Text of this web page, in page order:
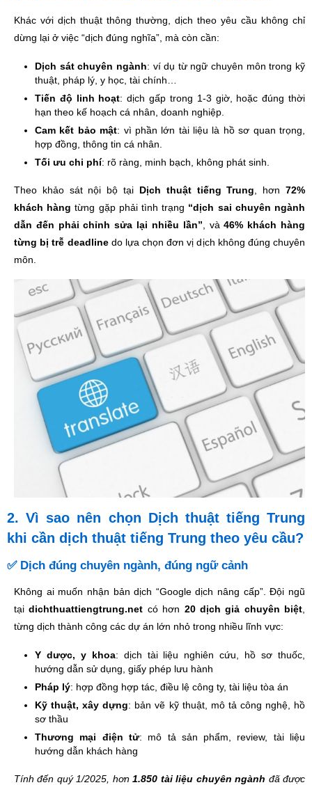
Khác với dịch thuật thông thường, dịch theo yêu cầu không chỉ
dừng lại ở việc “dịch đúng nghĩa”, mà còn cần:
Dịch sát chuyên ngành: ví dụ từ ngữ chuyên môn trong kỹ
thuật, pháp lý, y học, tài chính…
Tiến độ linh hoạt: dịch gấp trong 1-3 giờ, hoặc đúng thời
hạn theo kế hoạch cá nhân, doanh nghiệp.
Cam kết bảo mật: vì phần lớn tài liệu là hồ sơ quan trọng,
hợp đồng, thông tin cá nhân.
Tối ưu chi phí: rõ ràng, minh bạch, không phát sinh.
Theo khảo sát nội bộ tại Dịch thuật tiếng Trung, hơn72%
khách hàng từng gặp phải tình trạng “dịch sai chuyên ngành
dẫn đến phải chỉnh sửa lại nhiều lần”, và46% khách hàng
từng bị trễ deadlinedo lựa chọn đơn vị dịch không đúng chuyên
môn.
2. Vì sao nên chọn Dịch thuật tiếng Trung
khi cần dịch thuật tiếng Trung theo yêu cầu?
✅ Dịch đúng chuyên ngành, đúng ngữ cảnh
Không ai muốn nhận bản dịch “Google dịch nâng cấp”. Đội ngũ
tạidichthuattiengtrung.net có hơn 20 dịch giả chuyên biệt
từng dịch thành công các dự án lớn nhỏ trong nhiều lĩnh vực:
Y dược, y khoa: dịch tài liệu nghiên cứu, hồ sơ thuốc,
hướng dẫn sử dụng, giấy phép lưu hành
Pháp lý: hợp đồng hợp tác, điều lệ công ty, tài liệu tòa án
Kỹ thuật, xây dựng: bản vẽ kỹ thuật, mô tả công nghệ, hồ
sơ thầu
Thương mại điện tử: mô tả sản phẩm, review, tài liệu
hướng dẫn khách hàng
Tính đến quý 1/2025, hơn1.850 tài liệu chuyên ngành đã được